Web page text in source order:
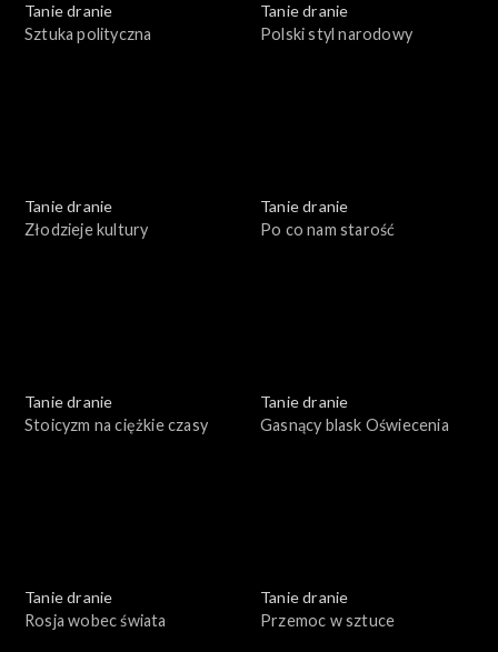
Tanie dranie
Sztuka polityczna
Tanie dranie
Polski styl narodowy
Tanie dranie
Złodzieje kultury
Tanie dranie
Po co nam starość
Tanie dranie
Stoicyzm na ciężkie czasy
Tanie dranie
Gasnący blask Oświecenia
Tanie dranie
Rosja wobec świata
Tanie dranie
Przemoc w sztuce